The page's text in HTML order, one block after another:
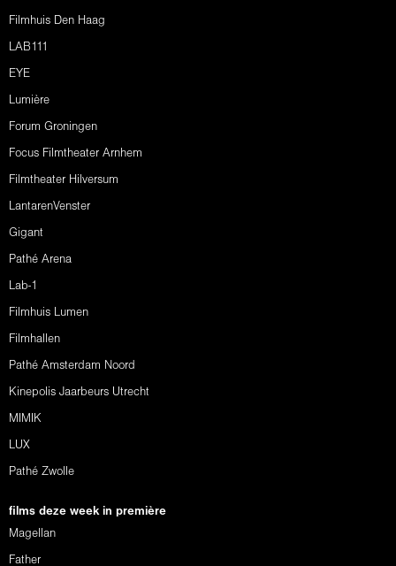
Filmhuis Den Haag
LAB111
EYE
Lumière
Forum Groningen
Focus Filmtheater Arnhem
Filmtheater Hilversum
LantarenVenster
Gigant
Pathé Arena
Lab-1
Filmhuis Lumen
Filmhallen
Pathé Amsterdam Noord
Kinepolis Jaarbeurs Utrecht
MIMIK
LUX
Pathé Zwolle
films deze week in première
Magellan
Father